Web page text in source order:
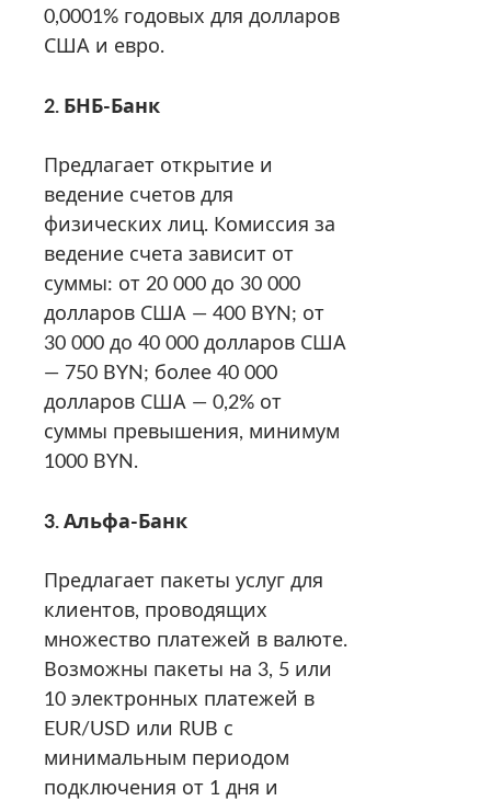
0,0001% годовых для долларов
США и евро.
2. БНБ-Банк
Предлагает открытие и
ведение счетов для
физических лиц. Комиссия за
ведение счета зависит от
суммы: от 20 000 до 30 000
долларов США — 400 BYN; от
30 000 до 40 000 долларов США
— 750 BYN; более 40 000
долларов США — 0,2% от
суммы превышения, минимум
1000 BYN.
3. Альфа-Банк
Предлагает пакеты услуг для
клиентов, проводящих
множество платежей в валюте.
Возможны пакеты на 3, 5 или
10 электронных платежей в
EUR/USD или RUB с
минимальным периодом
подключения от 1 дня и